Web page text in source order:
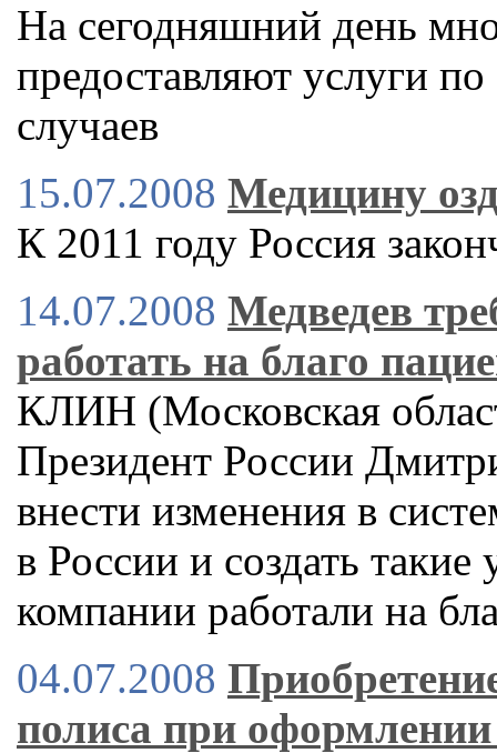
На сегодняшний день
предоставляют услуги
случаев
15.07.2008 Медицину
К 2011 году Россия
14.07.2008 Медведев
работать на благо
КЛИН (Московская
Президент России
внести изменения в
в России и создать
компании работали на
04.07.2008
полиса при